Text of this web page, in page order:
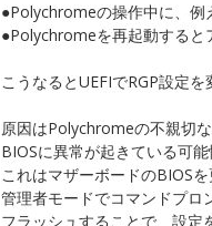
●Polychromeの操作中に、例
●Polychromeを再起動すると
こうなるとUEFIでRGP設定
原因はPolychromeの不親切
BIOSに異常が起きている可能
これはマザーボードのBIOSを
管理者モードでコマンドプロ
フラッシュすることで、設定